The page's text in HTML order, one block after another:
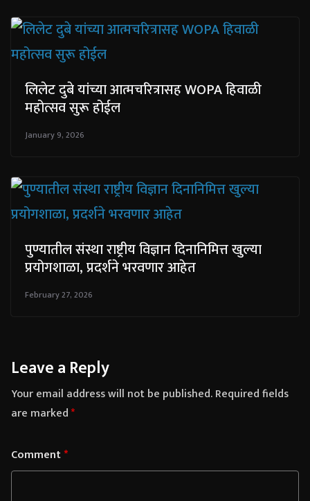
लिलेट दुबे यांच्या आत्मचरित्रासह WOPA हिवाळी
महोत्सव सुरू होईल
January 9, 2026
पुण्यातील संस्था राष्ट्रीय विज्ञान दिनानिमित्त खुल्या
प्रयोगशाळा, प्रदर्शने भरवणार आहेत
February 27, 2026
Leave a Reply
Your email address will not be published.Required fields
are marked*
Comment*